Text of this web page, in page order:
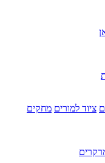
ציוד למורים מחקים